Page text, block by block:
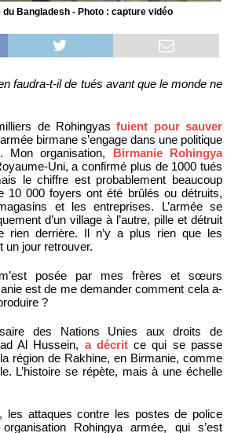
Bangladesh - Photo : capture vidéo
faudra-t-il de tués avant que le monde ne
de Rohingyasfuient pour sauver
birmane s’engage dans une politique
Mon organisation, Birmanie Rohingya
Uni, a confirmé plus de 1000 tués
le chiffre est probablement beaucoup
10 000 foyers ont été brûlés ou détruits,
et les entreprises. L’armée se
d’un village à l’autre, pille et détruit
rien derrière. Il n’y a plus rien que les
un jour retrouver.
posée par mes frères et sœurs
est de me demander comment cela a-
?
des Nations Unies aux droits de
Al Hussein, a décritce qui se passe
région de Rakhine, en Birmanie, comme
L’histoire se répète, mais à une échelle
les attaques contre les postes de police
Rohingya armée, qui s’est